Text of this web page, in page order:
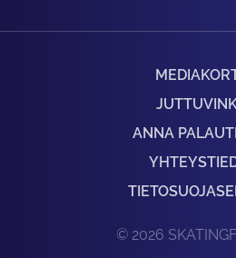
ANNA
© 2026